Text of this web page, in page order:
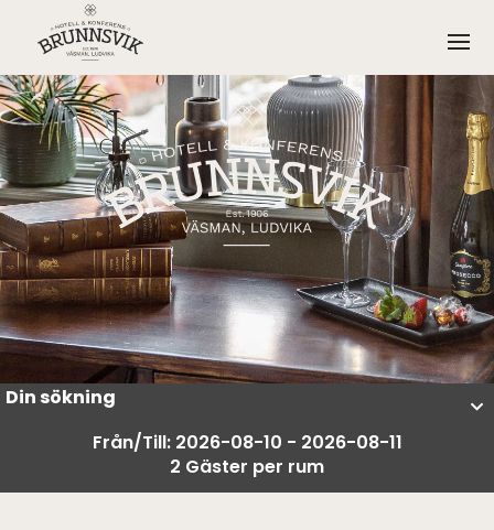
Din sökning
Från/Till: 2026-08-10 - 2026-08-11
2 Gäster per rum